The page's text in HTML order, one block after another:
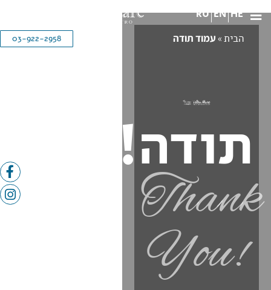
HE
EN
RU
03-922-2958 הבית»עמוד תודה
תודה!
Thank
You!